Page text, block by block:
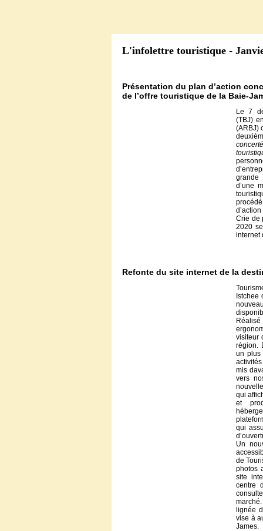
L'infolettre touristique -
Présentation du plan d’action
de l’offre touristique de la Baie-
Le 7
(TBJ)
(ARBJ)
grande
d’une
Crie de
2020
internet
Refonte du site internet de la
Istchee
visiteur
région.
un plus
mis
vers
qui
et
qui
Un
de
photos
site
centre
lignée
vise à
James.